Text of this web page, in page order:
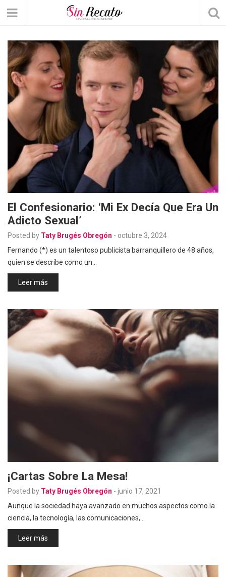
El Confesionario: ‘Mi Ex Decía Que Era Un
Adicto Sexual’
Posted by Taty Brugés Obregón - octubre 3, 2024
Fernando (*) es un talentoso publicista barranquillero de 48 años,
quien se describe como un…
Leer más
¡Cartas Sobre La Mesa!
Posted by Taty Brugés Obregón - junio 17, 2021
Aunque la sociedad haya avanzado en muchos aspectos como la
ciencia, la tecnología, las comunicaciones,…
Leer más